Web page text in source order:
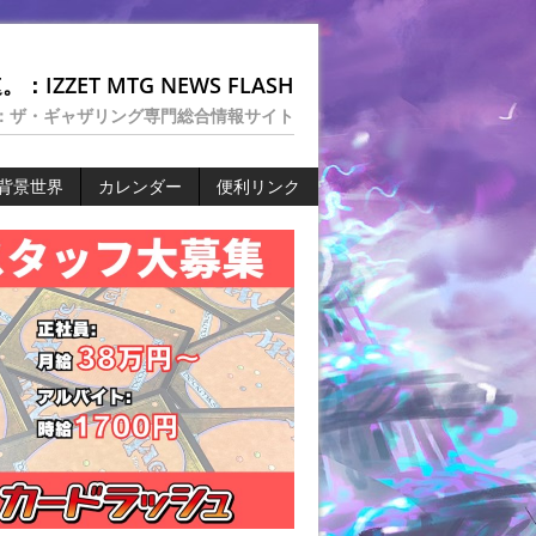
：IZZET MTG NEWS FLASH
ザ・ギャザリング専門総合情報サイト
景世界 カレンダー 便利リンク